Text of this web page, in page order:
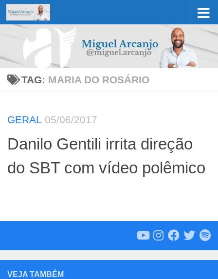
Skip to content
TAG: MARIA DO ROSÁRIO
GERAL 05/06/2017
Danilo Gentili irrita direção
do SBT com vídeo polêmico
VEJA TAMBÉM